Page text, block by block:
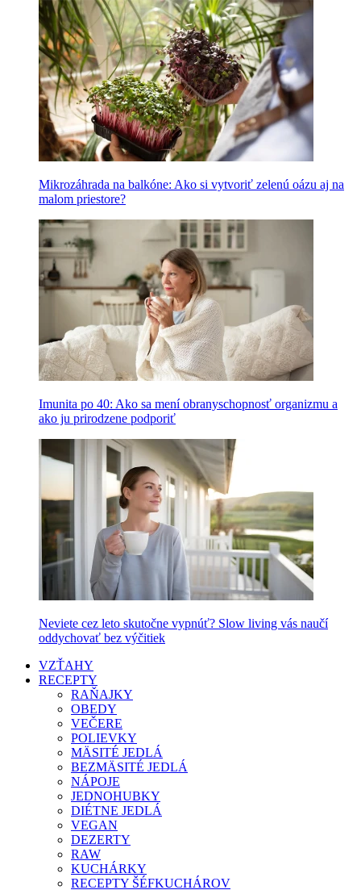
Mikrozáhrada na balkóne: Ako si vytvoriť zelenú oázu aj na
malom priestore?
Imunita po 40: Ako sa mení obranyschopnosť organizmu a
ako ju prirodzene podporiť
Neviete cez leto skutočne vypnúť? Slow living vás naučí
oddychovať bez výčitiek
VZŤAHY
RECEPTY
RAŇAJKY
OBEDY
VEČERE
POLIEVKY
MÄSITÉ JEDLÁ
BEZMÄSITÉ JEDLÁ
NÁPOJE
JEDNOHUBKY
DIÉTNE JEDLÁ
VEGAN
DEZERTY
RAW
KUCHÁRKY
RECEPTY ŠÉFKUCHÁROV